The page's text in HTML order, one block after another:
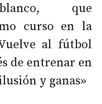
que
curso en la
al fútbol
de entrenar en
y ganas»